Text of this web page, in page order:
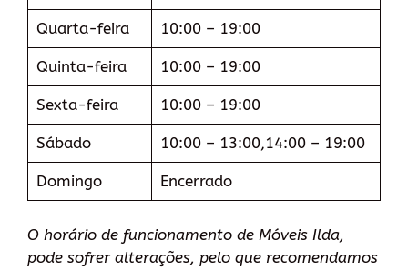
Quarta-feira 10:00 – 19:00
Quinta-feira 10:00 – 19:00
Sexta-feira 10:00 – 19:00
Sábado 10:00 – 13:00,14:00 – 19:00
Domingo Encerrado
O horário de funcionamento de Móveis Ilda,
pode sofrer alterações, pelo que recomendamos